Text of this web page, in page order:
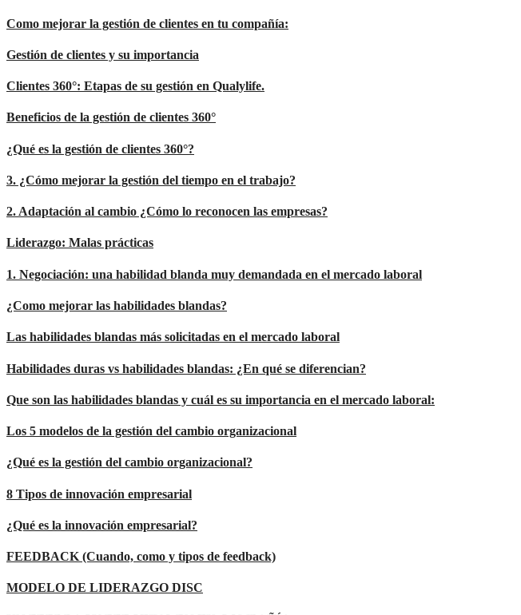
Como mejorar la gestión de clientes en tu compañía:
Gestión de clientes y su importancia
Clientes 360°: Etapas de su gestión en Qualylife.
Beneficios de la gestión de clientes 360°
¿Qué es la gestión de clientes 360°?
3. ¿Cómo mejorar la gestión del tiempo en el trabajo?
2. Adaptación al cambio ¿Cómo lo reconocen las empresas?
Liderazgo: Malas prácticas
1. Negociación: una habilidad blanda muy demandada en el mercado laboral
¿Como mejorar las habilidades blandas?
Las habilidades blandas más solicitadas en el mercado laboral
Habilidades duras vs habilidades blandas: ¿En qué se diferencian?
Que son las habilidades blandas y cuál es su importancia en el mercado laboral:
Los 5 modelos de la gestión del cambio organizacional
¿Qué es la gestión del cambio organizacional?
8 Tipos de innovación empresarial
¿Qué es la innovación empresarial?
FEEDBACK (Cuando, como y tipos de feedback)
MODELO DE LIDERAZGO DISC